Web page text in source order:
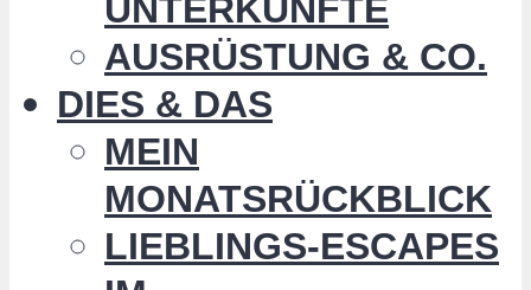
UNTERKÜNFTE
AUSRÜSTUNG & CO.
DIES & DAS
MEIN
MONATSRÜCKBLICK
LIEBLINGS-ESCAPES